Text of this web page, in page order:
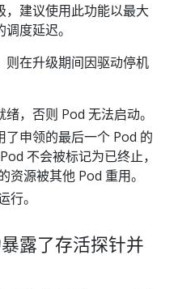
建议使用此功能以最大
度延迟。
则在升级期间因驱动停机
，否则 Pod 无法启动。
申领的最后一个 Pod 的
不会被标记为已终止，
资源被其他 Pod 重用。
行。
露了存活探针并